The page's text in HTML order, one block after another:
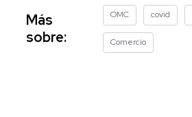
Más
sobre:
OMC covid
Comercio